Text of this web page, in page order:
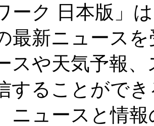
ーク 日本版」
最新ニュース
スや天気予報
することがで
ニュースと情